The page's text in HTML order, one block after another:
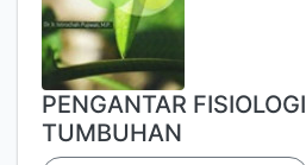
PENGANTAR FISIOLOGI
TUMBUHAN